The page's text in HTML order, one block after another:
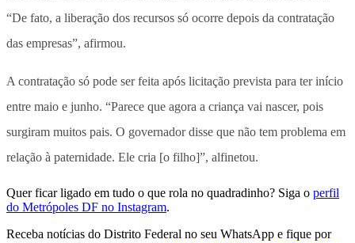
“De fato, a liberação dos recursos só ocorre depois da contratação
das empresas”, afirmou.
A contratação só pode ser feita após licitação prevista para ter início
entre maio e junho. “Parece que agora a criança vai nascer, pois
surgiram muitos pais. O governador disse que não tem problema em
relação à paternidade. Ele cria [o filho]”, alfinetou.
Quer ficar ligado em tudo o que rola no quadradinho? Siga o perfil
do Metrópoles DF no Instagram.
Receba notícias do Distrito Federal no seu WhatsApp e fique por